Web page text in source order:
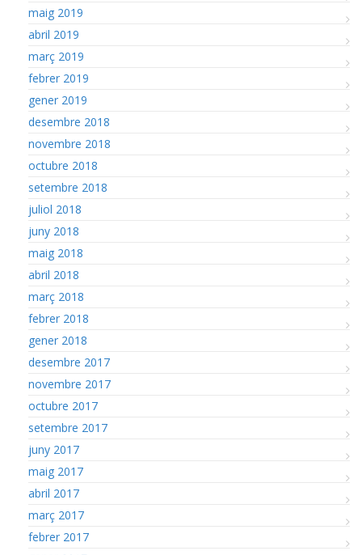
maig 2019
abril 2019
març 2019
febrer 2019
gener 2019
desembre 2018
novembre 2018
octubre 2018
setembre 2018
juliol 2018
juny 2018
maig 2018
abril 2018
març 2018
febrer 2018
gener 2018
desembre 2017
novembre 2017
octubre 2017
setembre 2017
juny 2017
maig 2017
abril 2017
març 2017
febrer 2017